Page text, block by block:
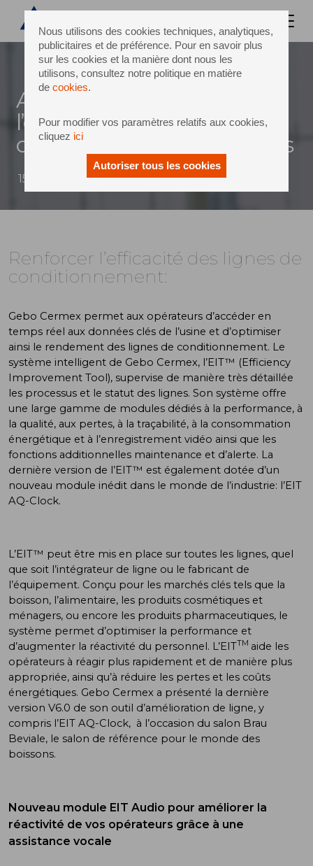
Nous utilisons des cookies techniques, analytiques,
publicitaires et de préférence. Pour en savoir plus
sur les cookies et la manière dont nous les
utilisons, consultez notre politique en matière
de cookies.
Pour modifier vos paramètres relatifs aux cookies,
cliquez ici
Autoriser tous les cookies
Avec la dernière version de
l’eit™, gebo met les
opérateurs aux commandes
15 novembre 2014
Renforcer l’efficacité des lignes de
conditionnement:
Gebo Cermex permet aux opérateurs d’accéder en
temps réel aux données clés de l’usine et d’optimiser
ainsi le rendement des lignes de conditionnement. Le
système intelligent de Gebo Cermex, l’EIT™ (Efficiency
Improvement Tool), supervise de manière très détaillée
les processus et le statut des lignes. Son système offre
une large gamme de modules dédiés à la performance, à
la qualité, aux pertes, à la traçabilité, à la consommation
énergétique et à l’enregistrement vidéo ainsi que les
fonctions additionnelles maintenance et d’alerte. La
dernière version de l’EIT™ est également dotée d’un
nouveau module inédit dans le monde de l’industrie: l’EIT
AQ-Clock.
L’EIT™ peut être mis en place sur toutes les lignes, quel
que soit l’intégrateur de ligne ou le fabricant de
l’équipement. Conçu pour les marchés clés tels que la
boisson, l’alimentaire, les produits cosmétiques et
ménagers, ou encore les produits pharmaceutiques, le
système permet d’optimiser la performance et
d’augmenter la réactivité du personnel. L’EITTM aide les
opérateurs à réagir plus rapidement et de manière plus
appropriée, ainsi qu’à réduire les pertes et les coûts
énergétiques. Gebo Cermex a présenté la dernière
version V6.0 de son outil d’amélioration de ligne, y
compris l’EIT AQ-Clock, à l’occasion du salon Brau
Beviale, le salon de référence pour le monde des
boissons.
Nouveau module EIT Audio pour améliorer la
réactivité de vos opérateurs grâce à une
assistance vocale